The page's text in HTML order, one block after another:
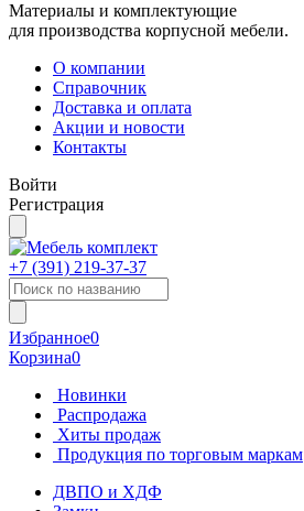
Материалы и комплектующие
для производства корпусной мебели.
О компании
Справочник
Доставка и оплата
Акции и новости
Контакты
Войти
Регистрация
+7 (391) 219-37-37
Избранное0
Корзина0
Новинки
Распродажа
Хиты продаж
Продукция по торговым маркам
ДВПО и ХДФ